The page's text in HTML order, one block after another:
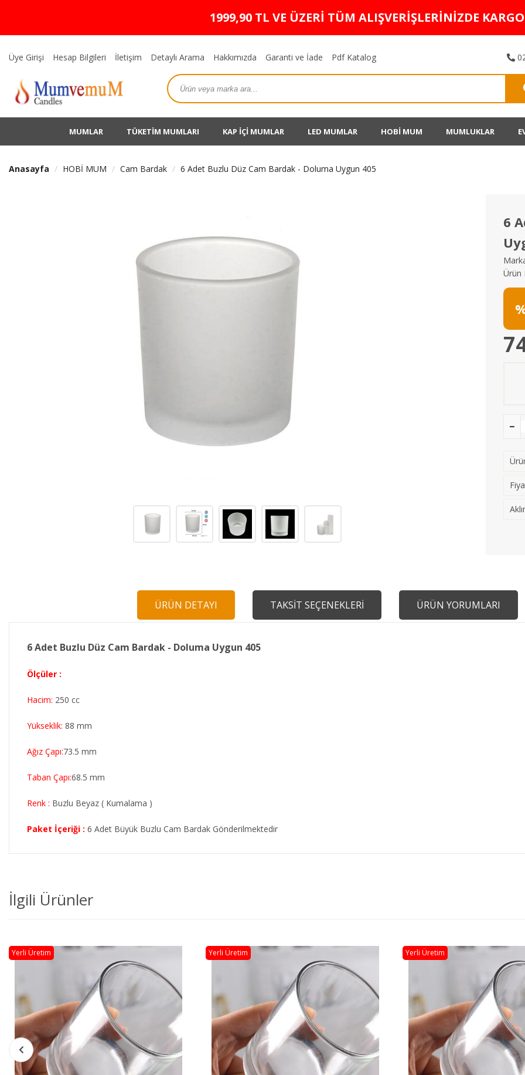
1999,90 TL VE ÜZERİ TÜM ALIŞVERİŞLERİNİZDE
Üye Girişi Hesap Bilgileri İletişim Detaylı Arama Hakkımızda Garanti ve İade Pdf Katalog
MUMLAR TÜKETİM MUMLARI KAP İÇİ MUMLAR LED MUMLAR HOBİ MUM MUMLUKLAR
Anasayfa HOBİ MUM Cam Bardak 6 Adet Buzlu Düz Cam Bardak - Doluma Uygun 405
6
Ürün
ÜRÜN DETAYI TAKSİT SEÇENEKLERİ ÜRÜN YORUMLARI
6 Adet Buzlu Düz Cam Bardak - Doluma Uygun 405
Ölçüler :
Hacim: 250 cc
Yükseklik: 88 mm
Ağız Çapı:73.5 mm
Taban Çapı:68.5 mm
Renk : Buzlu Beyaz ( Kumalama )
Paket İçeriği : 6 Adet Büyük Buzlu Cam Bardak Gönderilmektedir
İlgili Ürünler
Yerli Üretim Yerli Üretim Yerli Üretim